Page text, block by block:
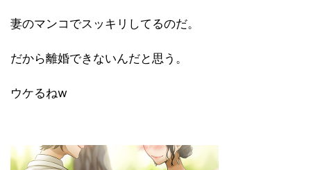
妻のマンコでスッキリしてるのだ。
だから離婚できないんだと思う。
ウケるねw